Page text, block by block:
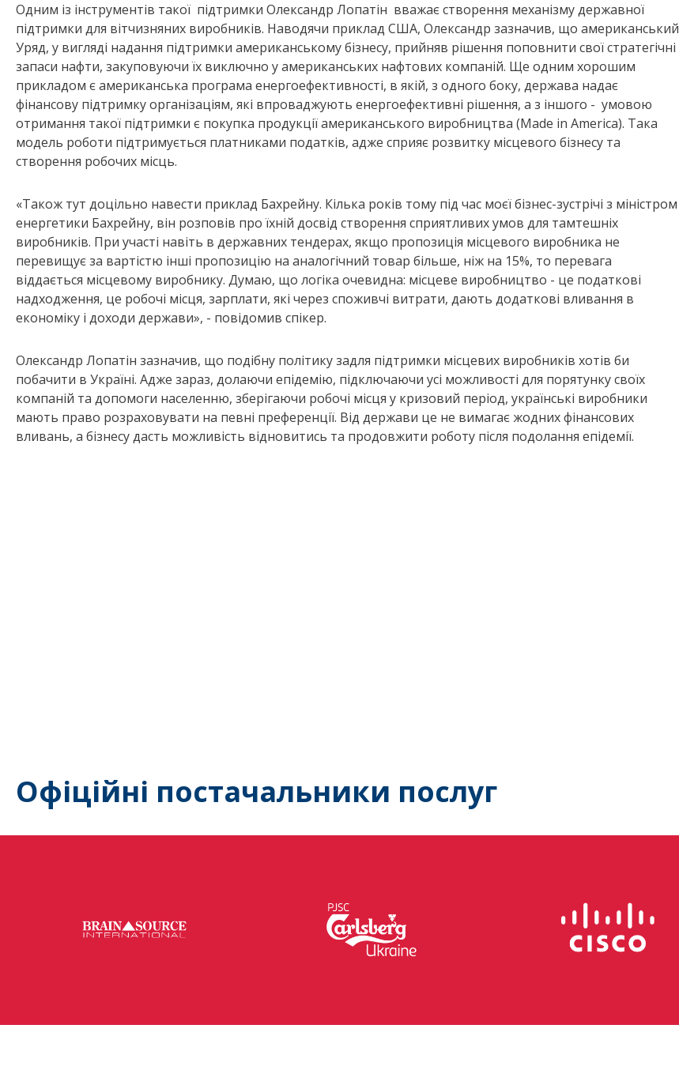
Одним із інструментів такої підтримки Олександр Лопатін вважає створення механізму державної
підтримки для вітчизняних виробників. Наводячи приклад США, Олександр зазначив, що американський
Уряд, у вигляді надання підтримки американському бізнесу, прийняв рішення поповнити свої стратегічні
запаси нафти, закуповуючи їх виключно у американських нафтових компаній. Ще одним хорошим
прикладом є американська програма енергоефективності, в якій, з одного боку, держава надає
фінансову підтримку організаціям, які впроваджують енергоефективні рішення, а з іншого - умовою
отримання такої підтримки є покупка продукції американського виробництва (Made in America). Така
модель роботи підтримується платниками податків, адже сприяє розвитку місцевого бізнесу та
створення робочих місць.
«Також тут доцільно навести приклад Бахрейну. Кілька років тому під час моєї бізнес-зустрічі з міністром
енергетики Бахрейну, він розповів про їхній досвід створення сприятливих умов для тамтешніх
виробників. При участі навіть в державних тендерах, якщо пропозиція місцевого виробника не
перевищує за вартістю інші пропозицію на аналогічний товар більше, ніж на 15%, то перевага
віддається місцевому виробнику. Думаю, що логіка очевидна: місцеве виробництво - це податкові
надходження, це робочі місця, зарплати, які через споживчі витрати, дають додаткові вливання в
економіку і доходи держави», - повідомив спікер.
Олександр Лопатін зазначив, що подібну політику задля підтримки місцевих виробників хотів би
побачити в Україні. Адже зараз, долаючи епідемію, підключаючи усі можливості для порятунку своїх
компаній та допомоги населенню, зберігаючи робочі місця у кризовий період, українські виробники
мають право розраховувати на певні преференції. Від держави це не вимагає жодних фінансових
вливань, а бізнесу дасть можливість відновитись та продовжити роботу після подолання епідемії.
Офіційні постачальники послуг